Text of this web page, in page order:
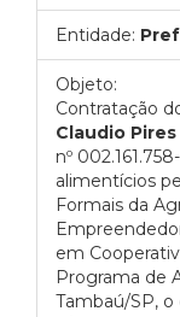
Entidade:
Objeto:
Contratação
Claudio
nº
alimentícios
Formais da
em
Programa de
Tambaú/SP, o